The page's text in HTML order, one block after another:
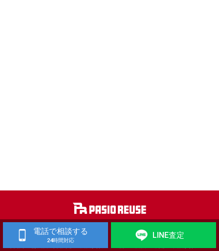
電話で相談する
24時間対応
LINE査定
工作機械 買取 歯科技工機器 買取